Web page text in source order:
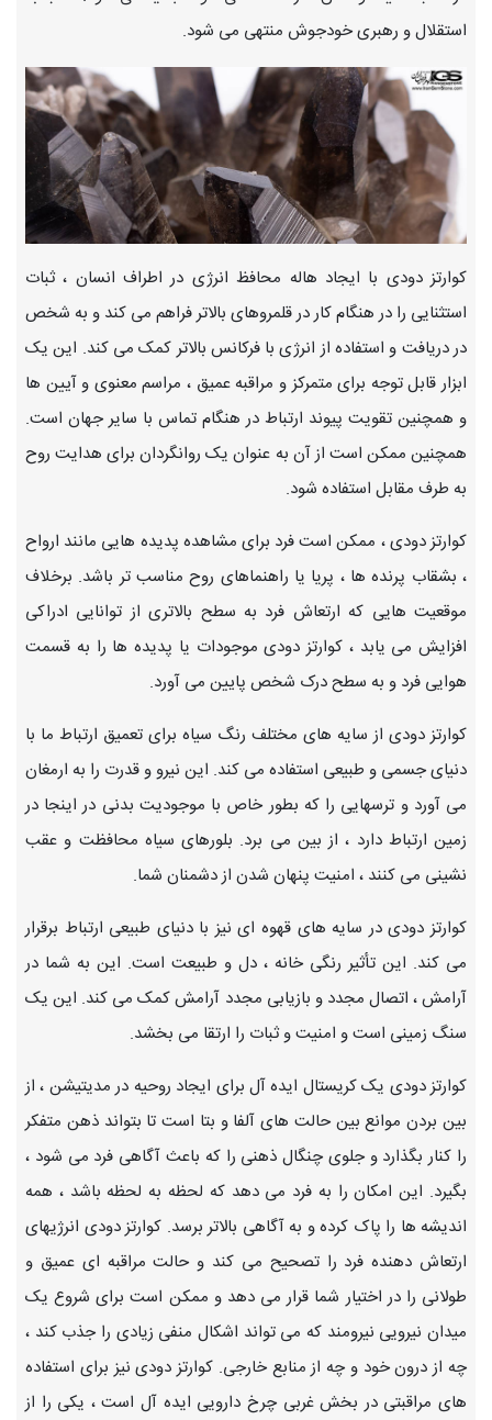
استقلال و رهبری خودجوش منتهی می شود.
کوارتز دودی با ایجاد هاله محافظ انرژی در اطراف انسان ، ثبات
استثنایی را در هنگام کار در قلمروهای بالاتر فراهم می کند و به شخص
در دریافت و استفاده از انرژی با فرکانس بالاتر کمک می کند. این یک
ابزار قابل توجه برای متمرکز و مراقبه عمیق ، مراسم معنوی و آیین ها
و همچنین تقویت پیوند ارتباط در هنگام تماس با سایر جهان است.
همچنین ممکن است از آن به عنوان یک روانگردان برای هدایت روح
به طرف مقابل استفاده شود.
کوارتز دودی ، ممکن است فرد برای مشاهده پدیده هایی مانند ارواح
، بشقاب پرنده ها ، پریا یا راهنماهای روح مناسب تر باشد. برخلاف
موقعیت هایی که ارتعاش فرد به سطح بالاتری از توانایی ادراکی
افزایش می یابد ، کوارتز دودی موجودات یا پدیده ها را به قسمت
هوایی فرد و به سطح درک شخص پایین می آورد.
کوارتز دودی از سایه های مختلف رنگ سیاه برای تعمیق ارتباط ما با
دنیای جسمی و طبیعی استفاده می کند. این نیرو و قدرت را به ارمغان
می آورد و ترسهایی را که بطور خاص با موجودیت بدنی در اینجا در
زمین ارتباط دارد ، از بین می برد. بلورهای سیاه محافظت و عقب
نشینی می کنند ، امنیت پنهان شدن از دشمنان شما.
کوارتز دودی در سایه های قهوه ای نیز با دنیای طبیعی ارتباط برقرار
می کند. این تأثیر رنگی خانه ، دل و طبیعت است. این به شما در
آرامش ، اتصال مجدد و بازیابی مجدد آرامش کمک می کند. این یک
سنگ زمینی است و امنیت و ثبات را ارتقا می بخشد.
کوارتز دودی یک کریستال ایده آل برای ایجاد روحیه در مدیتیشن ، از
بین بردن موانع بین حالت های آلفا و بتا است تا بتواند ذهن متفکر
را کنار بگذارد و جلوی چنگال ذهنی را که باعث آگاهی فرد می شود ،
بگیرد. این امکان را به فرد می دهد که لحظه به لحظه باشد ، همه
اندیشه ها را پاک کرده و به آگاهی بالاتر برسد. کوارتز دودی انرژیهای
ارتعاش دهنده فرد را تصحیح می کند و حالت مراقبه ای عمیق و
طولانی را در اختیار شما قرار می دهد و ممکن است برای شروع یک
میدان نیرویی نیرومند که می تواند اشکال منفی زیادی را جذب کند ،
چه از درون خود و چه از منابع خارجی. کوارتز دودی نیز برای استفاده
های مراقبتی در بخش غربی چرخ دارویی ایده آل است ، یکی را از